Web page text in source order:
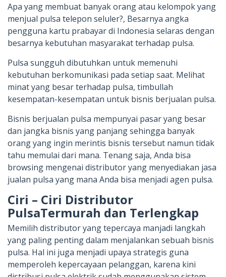
Apa yang membuat banyak orang atau kelompok yang
menjual pulsa telepon seluler?, Besarnya angka
pengguna kartu prabayar di Indonesia selaras dengan
besarnya kebutuhan masyarakat terhadap pulsa.
Pulsa sungguh dibutuhkan untuk memenuhi
kebutuhan berkomunikasi pada setiap saat. Melihat
minat yang besar terhadap pulsa, timbullah
kesempatan-kesempatan untuk bisnis berjualan pulsa.
Bisnis berjualan pulsa mempunyai pasar yang besar
dan jangka bisnis yang panjang sehingga banyak
orang yang ingin merintis bisnis tersebut namun tidak
tahu memulai dari mana. Tenang saja, Anda bisa
browsing mengenai distributor yang menyediakan jasa
jualan pulsa yang mana Anda bisa menjadi agen pulsa.
Ciri – Ciri Distributor
PulsaTermurah dan Terlengkap
Memilih distributor yang tepercaya manjadi langkah
yang paling penting dalam menjalankan sebuah bisnis
pulsa. Hal ini juga menjadi upaya strategis guna
memperoleh kepercayaan pelanggan, karena kini